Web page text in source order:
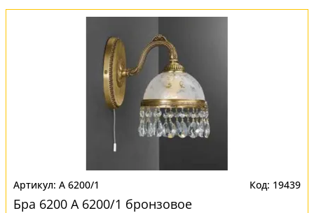
A 6200/1 19439
Бра 6200 A 6200/1 бронзовое